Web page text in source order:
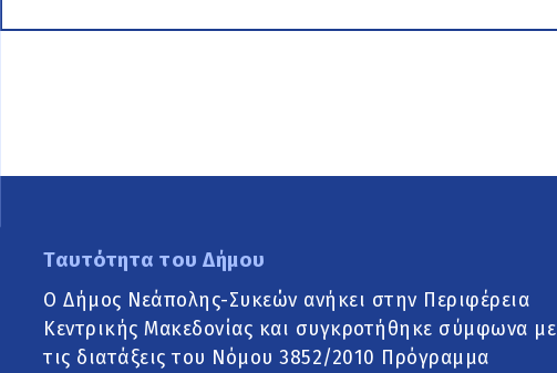
Ταυτότητα του Δήμου
Ο Δήμος Νεάπολης-Συκεών ανήκει στην Περιφέρεια
Κεντρικής Μακεδονίας και συγκροτήθηκε σύμφωνα με
τις διατάξεις του Νόμου 3852/2010 Πρόγραμμα